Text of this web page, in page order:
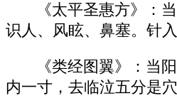
《太平圣惠方》
识人、风眩、鼻塞。针入
《类经图翼》：当
内一寸，去临泣五分是